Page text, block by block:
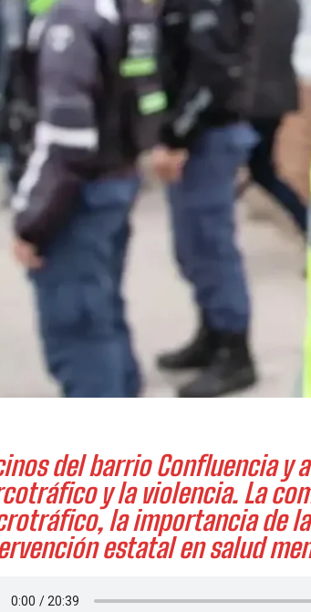
del barrio Confluencia
y la violencia. La
la importancia de
estatal en salud